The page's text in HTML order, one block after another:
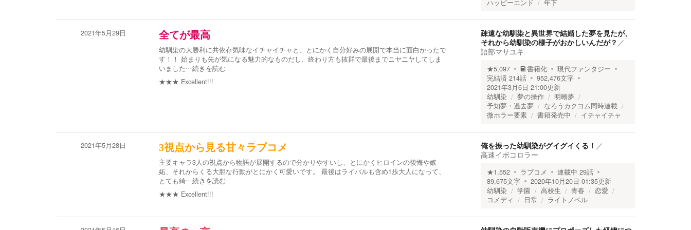
ハッピーエンド
年下
2021年5月29日 全てが最高
幼馴染の大勝利に共依存気味なイチャイチャと、とにかく自分好みの展開で本当に面白かったで
す！！ 始まりも先が気になる魅力的なものだし、終わり方も抜群で最後までニヤニヤしてしま
いました…続きを読む
★★★ Excellent!!!
疎遠な幼馴染と異世界で結婚した夢を見たが、
それから幼馴染の様子がおかしいんだが？ ／
語部マサユキ
★5,097 書籍化
現代ファンタジー
完結済 214話 952,476文字
2021年3月6日 21:00更新
幼馴染
夢の操作
明晰夢
予知夢・過去夢
なろうカクヨム同時連載
微ホラー要素
書籍発売中 イチャイチャ
2021年5月28日 3視点から見る甘々ラブコメ
主要キャラ3人の視点から物語が展開するので分かりやすいし、とにかくヒロインの後悔や嫉
妬、それからくる大胆な行動がとにかく可愛いです。 最後はライバルも含め1歩大人になって、
とても綺…続きを読む
★★★ Excellent!!!
俺を振った幼馴染がグイグイくる！ ／
高速イボコロラー
★1,552 ラブコメ 連載中 29話
89,675文字 2020年10月20日 01:35更新
幼馴染
学園 高校生 青春
恋愛
コメディ
日常 ライトノベル